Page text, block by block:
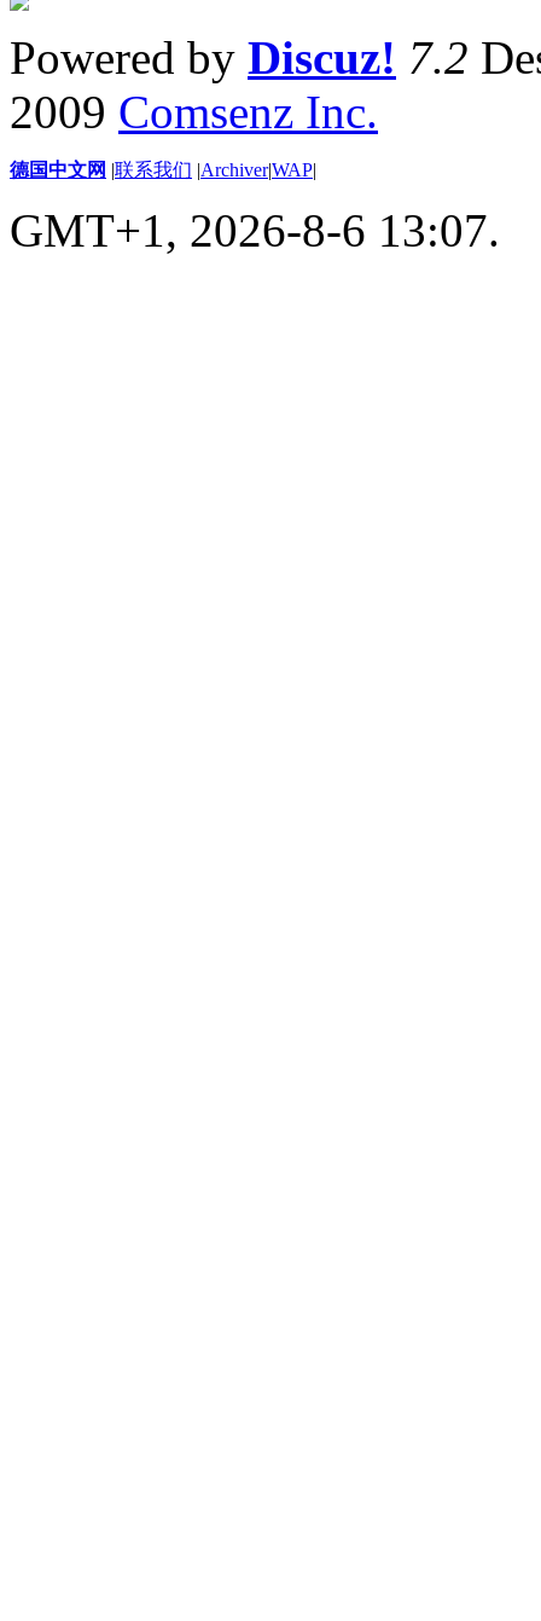
Powered by Discuz! 7.2
2009 Comsenz Inc.
德国中文网 |联系我们 |Archiver|WAP|
GMT+1, 2026-8-6 13:07.